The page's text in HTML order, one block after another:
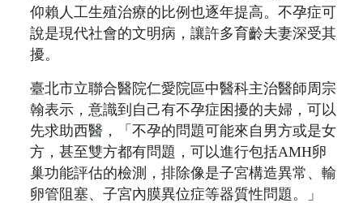
仰賴人工生殖治療的比例也逐年提高。不孕症可
說是現代社會的文明病，讓許多育齡夫妻深受其
擾。
臺北市立聯合醫院仁愛院區中醫科主治醫師周宗
翰表示，意識到自己有不孕症困擾的夫婦，可以
先求助西醫，「不孕的問題可能來自男方或是女
方，甚至雙方都有問題，可以進行包括AMH卵
巢功能評估的檢測，排除像是子宮構造異常、輸
卵管阻塞、子宮內膜異位症等器質性問題。」